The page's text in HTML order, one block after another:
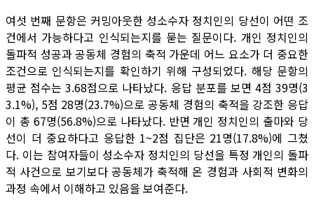
여섯 번째 문항은 커밍아웃한 성소수자 정치인의 당선이 어떤 조
건에서 가능하다고 인식되는지를 묻는 질문이다. 개인 정치인의
돌파적 성공과 공동체 경험의 축적 가운데 어느 요소가 더 중요한
조건으로 인식되는지를 확인하기 위해 구성되었다. 해당 문항의
평균 점수는 3.68점으로 나타났다. 응답 분포를 보면 4점 39명(3
3.1%), 5점 28명(23.7%)으로 공동체 경험의 축적을 강조한 응답
이 총 67명(56.8%)으로 나타났다. 반면 개인 정치인의 출마와 당
선이 더 중요하다고 응답한 1~2점 집단은 21명(17.8%)에 그쳤
다. 이는 참여자들이 성소수자 정치인의 당선을 특정 개인의 돌파
적 사건으로 보기보다 공동체가 축적해 온 경험과 사회적 변화의
과정 속에서 이해하고 있음을 보여준다.